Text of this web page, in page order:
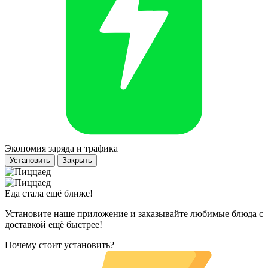
Экономия заряда и трафика
Установить Закрыть
Еда стала ещё ближе!
Установите наше приложение и заказывайте любимые блюда с
доставкой ещё быстрее!
Почему стоит установить?